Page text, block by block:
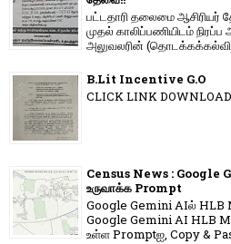
பட்டதாரி தலைமை ஆசிரியர்
முதல் காலிப்பணியிடம்
அலுவலரின்
B.Lit Incentive G.O
CLICK LINK DOWNLOAD
Census News :
உருவாக்க Prompt
Google Gemini AIல் HLB
Google Gemini AI HLB
உள்ள Promptஐ, Copy &